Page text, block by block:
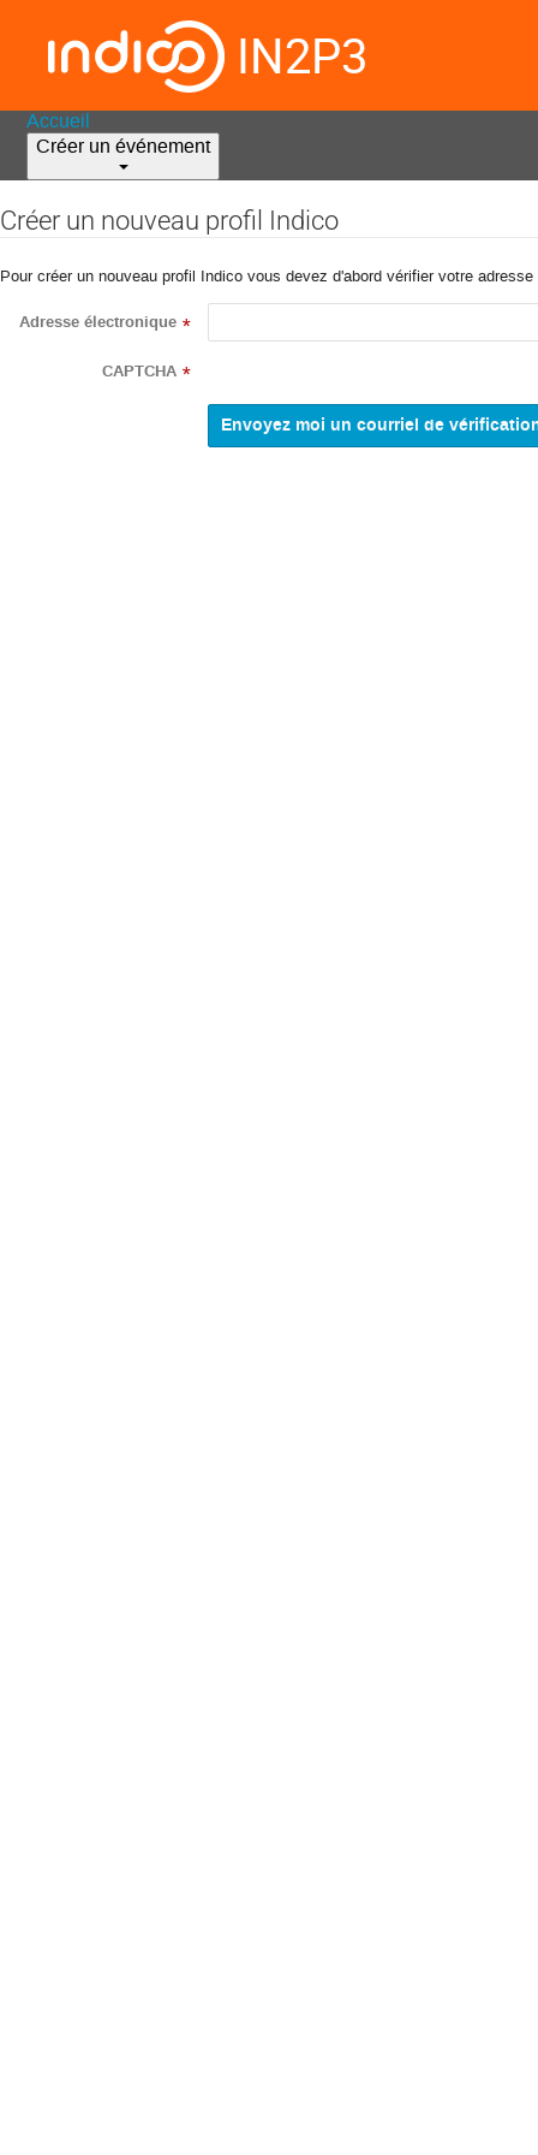
IN2P3
Accueil
Créer un événement
Créer un nouveau profil Indico
Pour créer un nouveau profil Indico vous devez d'abord vérifier votre
Adresse électronique *
CAPTCHA *